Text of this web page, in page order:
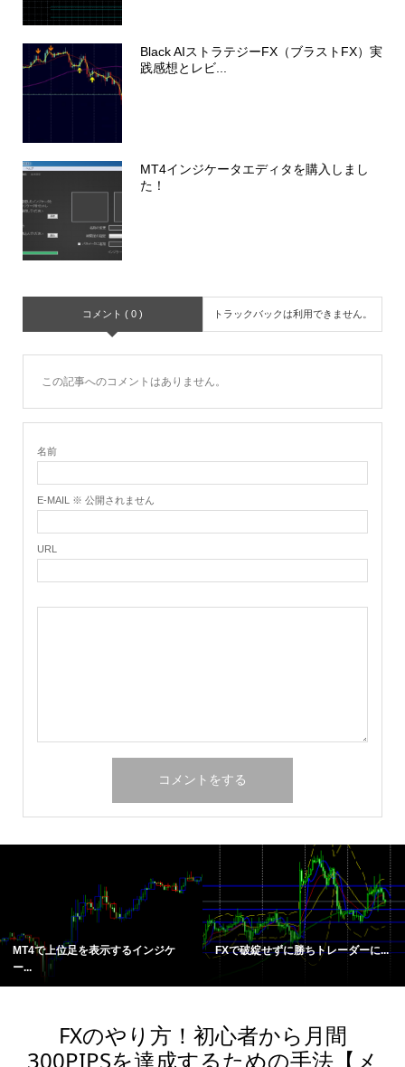
Black AIストラテジーFX（ブラストFX）実
践感想とレビ...
MT4インジケータエディタを購入しまし
た！
コメント ( 0 ) トラックバックは利用できません。
この記事へのコメントはありません。
名前
E-MAIL ※ 公開されません
URL
MT4で上位足を表示するインジケ
ー...
FXで破綻せずに勝ちトレーダーに...
FXのやり方！初心者から月間
300PIPSを達成するための手法【メ